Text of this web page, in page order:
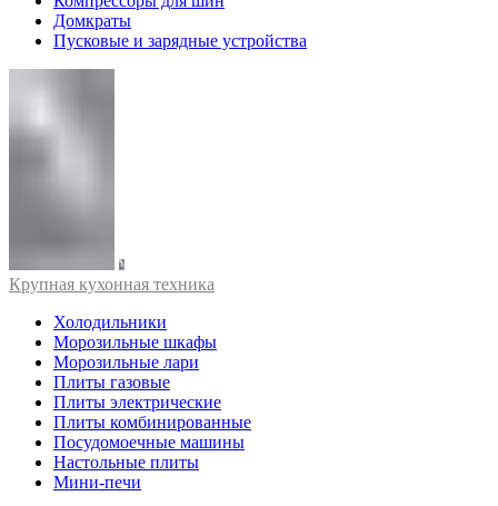
Домкраты
Пусковые и зарядные устройства
Крупная кухонная техника
Холодильники
Морозильные шкафы
Морозильные лари
Плиты газовые
Плиты электрические
Плиты комбинированные
Посудомоечные машины
Настольные плиты
Мини-печи